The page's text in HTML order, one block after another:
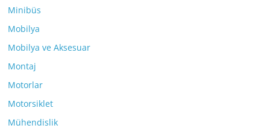
Minibüs
Mobilya
Mobilya ve Aksesuar
Montaj
Motorlar
Motorsiklet
Mühendislik